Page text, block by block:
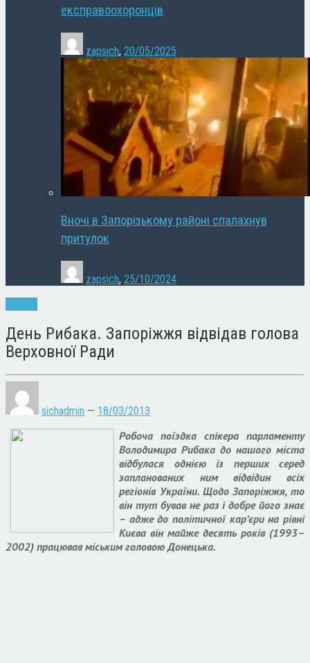
експравоохоронців
zapsich, 20/05/2025
Вночі в Запорізькому районі спалахнув
притулок
zapsich, 25/10/2024
День Рибака. Запоріжжя відвідав голова
Верховної Ради
sichadmin — 18/03/2013
Робоча поїздка спікера парламенту
Володимира Рибака до нашого міста
відбулася однією із перших серед
запланованих ним відвідин всіх
регіонів України. Щодо Запоріжжя, то
він тут бував не раз і добре його знає
– адже до політичної кар’єри на рівні
Києва він майже десять років (1993–
2002) працював міським головою Донецька.